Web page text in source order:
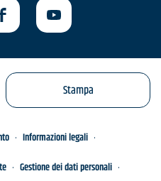
Stampa
Informazioni legali
Gestione dei dati personali